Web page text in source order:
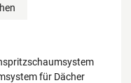
für Dächer